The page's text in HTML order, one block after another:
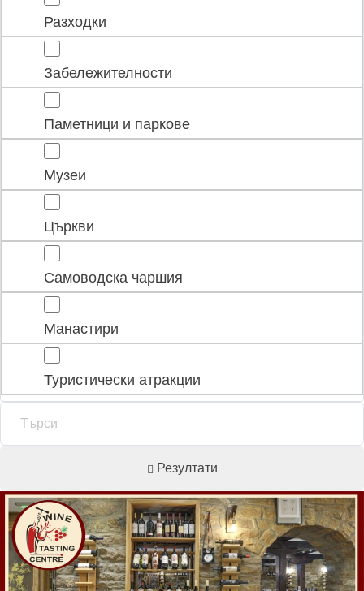
Разходки
Забележителности
Паметници и паркове
Музеи
Църкви
Самоводска чаршия
Манастири
Туристически атракции
Резултати